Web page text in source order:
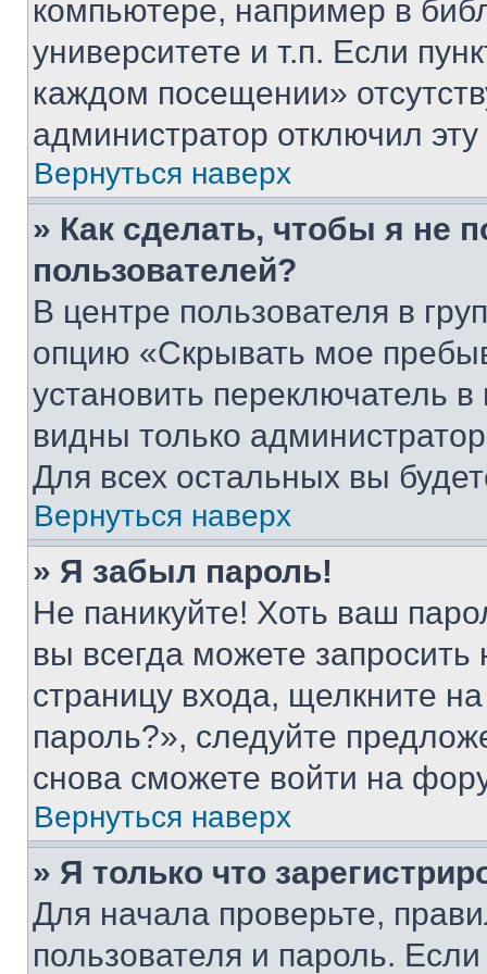
компьютере, например в
университете и т.п. Если
каждом посещении»
администратор отключил
Вернуться наверх
» Как сделать, чтобы я не
пользователей?
В центре пользователя в
опцию «Скрывать мое
установить переключатель
видны только
Для всех остальных вы
Вернуться наверх
» Я забыл пароль!
Не паникуйте! Хоть ваш
вы всегда можете
страницу входа, щелкните
пароль?», следуйте
снова сможете войти на
Вернуться наверх
» Я только что
Для начала проверьте,
пользователя и пароль.